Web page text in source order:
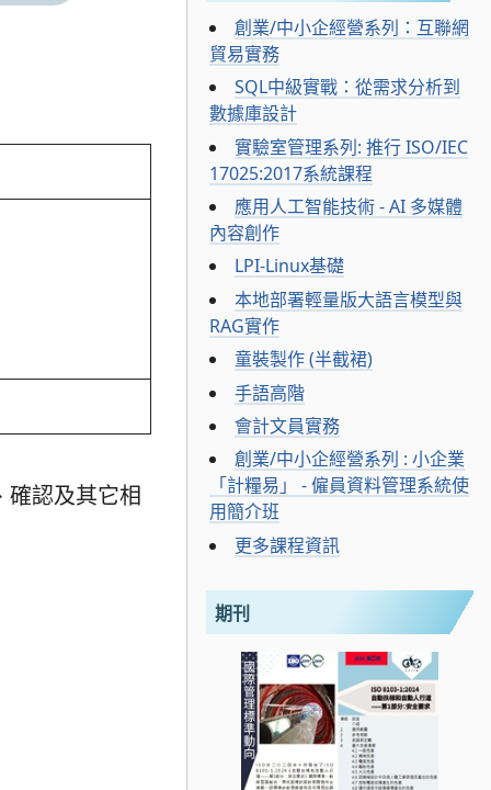
確認及其它相
創業/中小企經營系列：互聯網
貿易實務
SQL中級實戰：從需求分析到
數據庫設計
實驗室管理系列: 推行 ISO/IEC
17025:2017系統課程
應用人工智能技術 - AI 多媒體
內容創作
LPI-Linux基礎
本地部署輕量版大語言模型與
RAG實作
童裝製作 (半截裙)
手語高階
會計文員實務
創業/中小企經營系列 : 小企業
「計糧易」 - 僱員資料管理系統使
用簡介班
更多課程資訊
期刊